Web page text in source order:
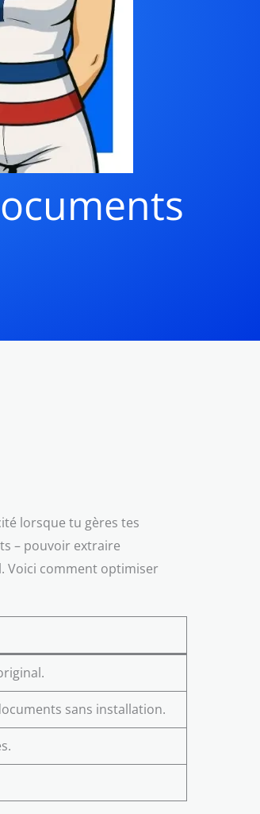
lorsque tu gères tes
– pouvoir extraire
Voici comment optimiser
sans installation.